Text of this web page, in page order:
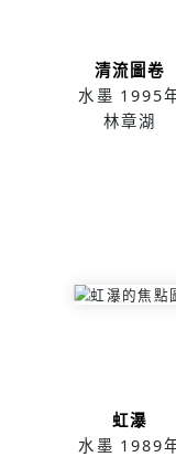
清流圖卷
水墨 1995
林章湖
虹瀑
水墨 1989